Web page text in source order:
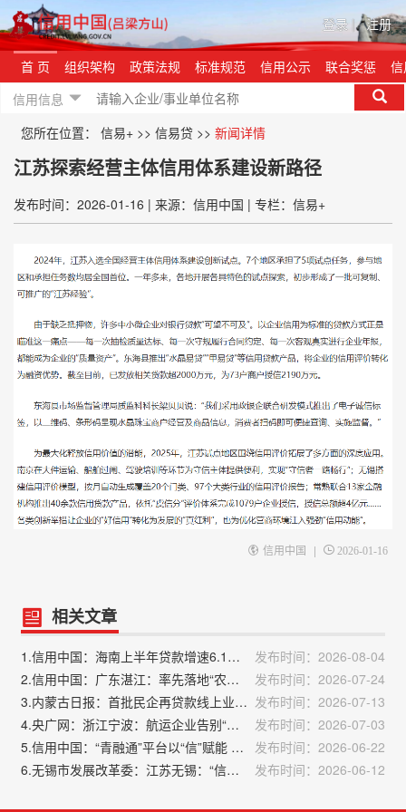
登录 | 注册
首 页 组织架构 政策法规 标准规范 信用公示 联合奖惩
信用信息
您所在位置： 信易+ >> 信易贷 >> 新闻详情
江苏探索经营主体信用体系建设新路径
发布时间：2026-01-16 | 来源：信用中国 | 专栏：信易+
信用中国 | 2026-01-16
相关文章
1.信用中国：海南上半年贷款增速6.1% 信贷总量保持合理平稳增长
发布时间：2026-08-04
2.信用中国：广东湛江：率先落地“农安贷” 以信用“软实力”撬动融资“硬通货”
发布时间：2026-07-24
3.内蒙古日报：首批民企再贷款线上业务落地内蒙古 发布时间：2026-07-13
4.央广网：浙江宁波：航运企业告别“看抵押”转向“看信用”
发布时间：2026-07-03
5.信用中国：“青融通”平台以“信”赋能 助企融资获贷超4300亿元
发布时间：2026-06-22
6.无锡市发展改革委：江苏无锡：“信用无锡”继续保持全国领先
发布时间：2026-06-12